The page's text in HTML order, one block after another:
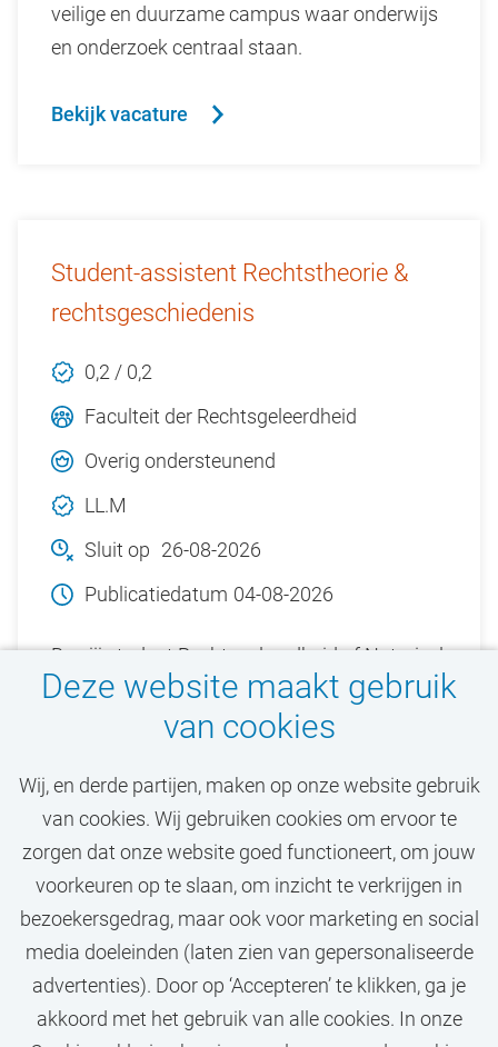
Deze website maakt gebruik
van cookies
Wij, en derde partijen, maken op onze website gebruik
van cookies. Wij gebruiken cookies om ervoor te
zorgen dat onze website goed functioneert, om jouw
voorkeuren op te slaan, om inzicht te verkrijgen in
bezoekersgedrag, maar ook voor marketing en social
media doeleinden (laten zien van gepersonaliseerde
advertenties). Door op ‘Accepteren’ te klikken, ga je
akkoord met het gebruik van alle cookies. In onze
veilige en duurzame campus waar onderwijs
en onderzoek centraal staan.
Bekijk vacature
Student-assistent Rechtstheorie &
rechtsgeschiedenis
0,2 / 0,2
Faculteit der Rechtsgeleerdheid
Overig ondersteunend
LL.M
Sluit op 26-08-2026
Publicatiedatum 04-08-2026
Ben jij student Rechtsgeleerdheid of Notarieel
recht (VU) en ben je geïnteresseerd in
rechtstheorie en/of rechtsgeschiedenis?
Amsterdam (VU).
Bekijk vacature
Call-to-action bij meer vacatures